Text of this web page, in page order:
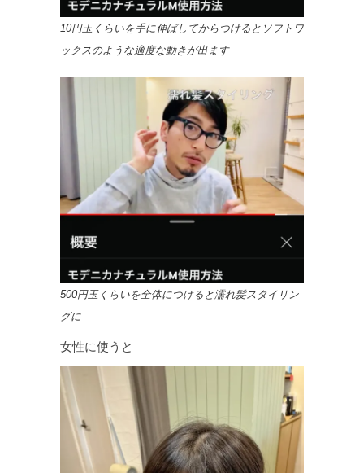
10円玉くらいを手に伸ばしてからつけるとソフトワ
ックスのような適度な動きが出ます
500円玉くらいを全体につけると濡れ髪スタイリン
グに
女性に使うと